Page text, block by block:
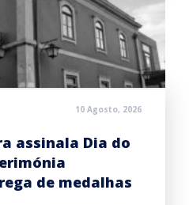
10 Agosto, 2026
assinala Dia do
de medalhas